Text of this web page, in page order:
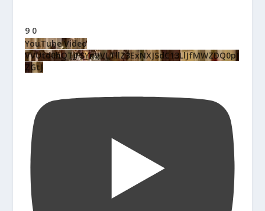
9 0
YouTube Video
VVUtd0hQTjFSYnVVLTllZ3ExNXJSdC13LlJfMWZDQ0pJ
ZGtJ